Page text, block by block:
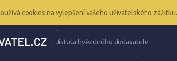
cookies na vylepšení vašeho uživatelského zážitku.
Jistota hvězdného dodavatele